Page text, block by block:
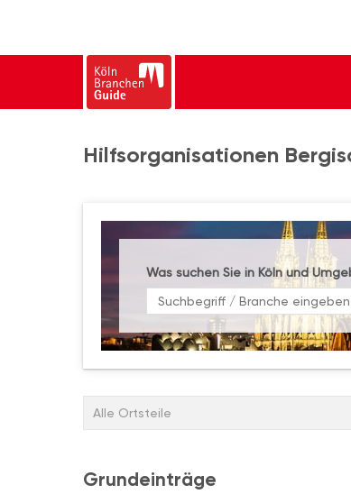
Hilfsorganisationen
Was suchen Sie in Köln und
Alle Ortsteile
Grundeinträge